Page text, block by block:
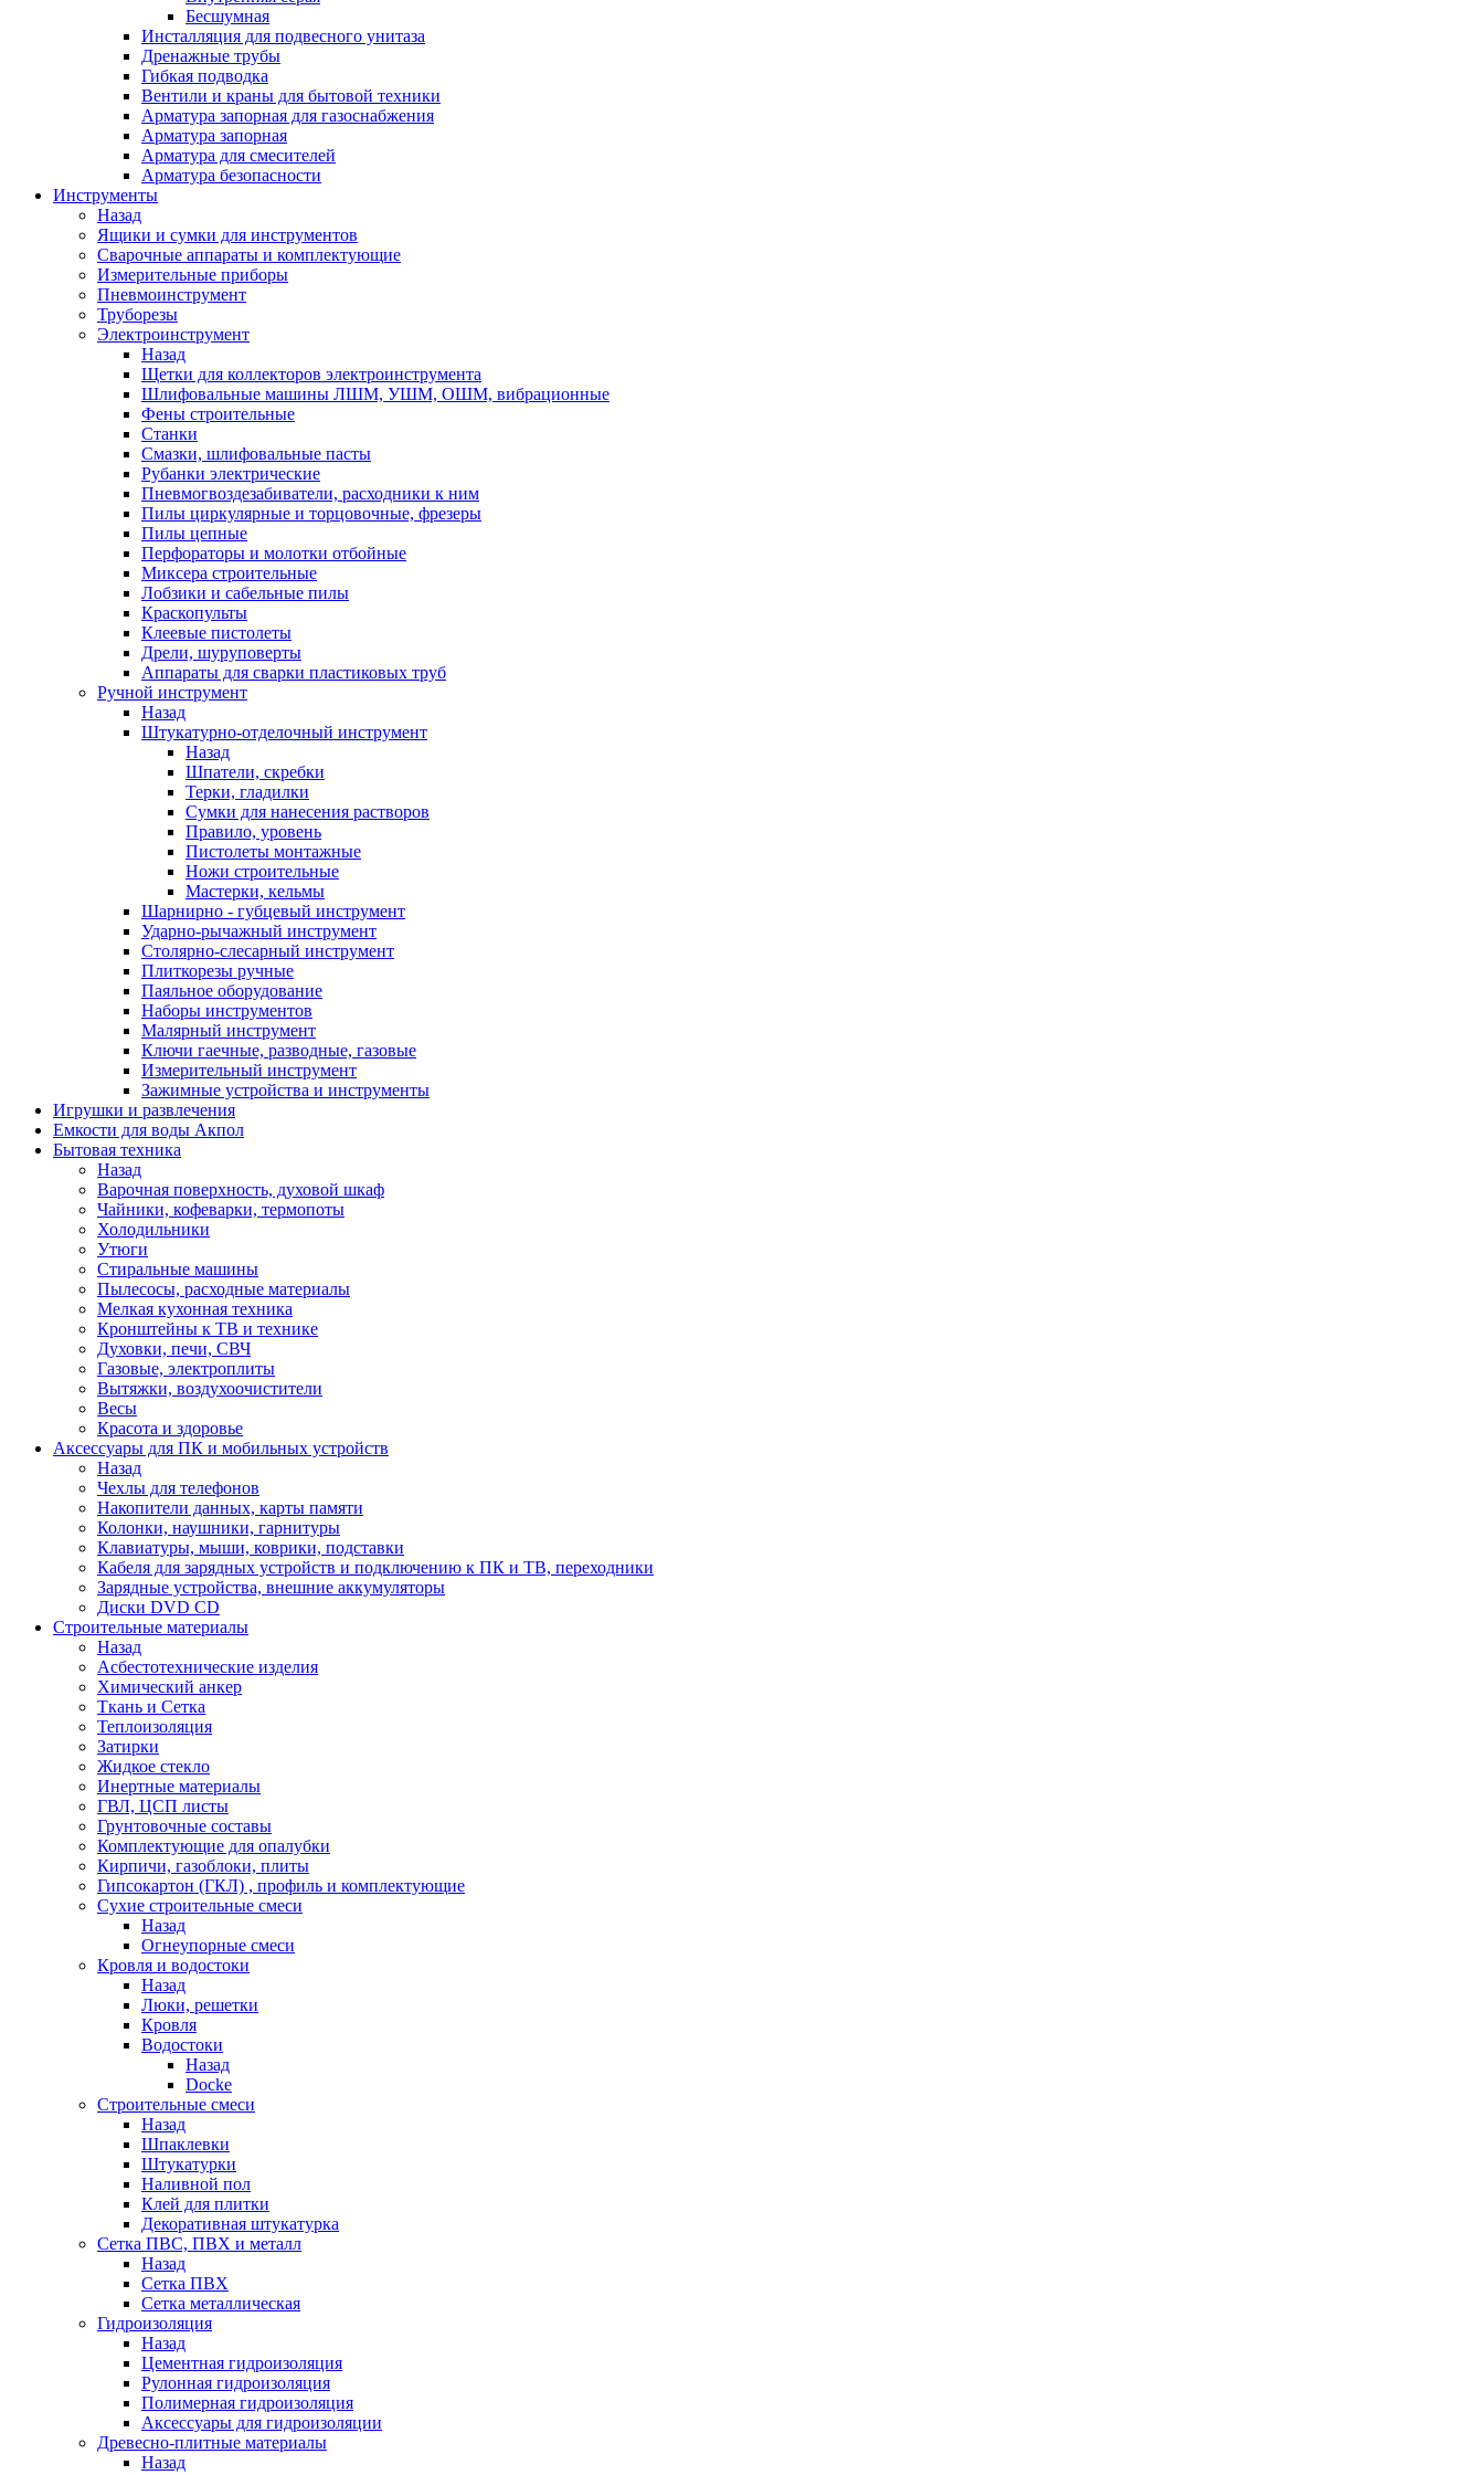
Бесшумная
Инсталляция для подвесного унитаза
Дренажные трубы
Гибкая подводка
Вентили и краны для бытовой техники
Арматура запорная для газоснабжения
Арматура запорная
Арматура для смесителей
Арматура безопасности
Инструменты
Назад
Ящики и сумки для инструментов
Сварочные аппараты и комплектующие
Измерительные приборы
Пневмоинструмент
Труборезы
Электроинструмент
Назад
Щетки для коллекторов электроинструмента
Шлифовальные машины ЛШМ, УШМ, ОШМ, вибрационные
Фены строительные
Станки
Смазки, шлифовальные пасты
Рубанки электрические
Пневмогвоздезабиватели, расходники к ним
Пилы циркулярные и торцовочные, фрезеры
Пилы цепные
Перфораторы и молотки отбойные
Миксера строительные
Лобзики и сабельные пилы
Краскопульты
Клеевые пистолеты
Дрели, шуруповерты
Аппараты для сварки пластиковых труб
Ручной инструмент
Назад
Штукатурно-отделочный инструмент
Назад
Шпатели, скребки
Терки, гладилки
Сумки для нанесения растворов
Правило, уровень
Пистолеты монтажные
Ножи строительные
Мастерки, кельмы
Шарнирно - губцевый инструмент
Ударно-рычажный инструмент
Столярно-слесарный инструмент
Плиткорезы ручные
Паяльное оборудование
Наборы инструментов
Малярный инструмент
Ключи гаечные, разводные, газовые
Измерительный инструмент
Зажимные устройства и инструменты
Игрушки и развлечения
Емкости для воды Акпол
Бытовая техника
Назад
Варочная поверхность, духовой шкаф
Чайники, кофеварки, термопоты
Холодильники
Утюги
Стиральные машины
Пылесосы, расходные материалы
Мелкая кухонная техника
Кронштейны к ТВ и технике
Духовки, печи, СВЧ
Газовые, электроплиты
Вытяжки, воздухоочистители
Весы
Красота и здоровье
Аксессуары для ПК и мобильных устройств
Назад
Чехлы для телефонов
Накопители данных, карты памяти
Колонки, наушники, гарнитуры
Клавиатуры, мыши, коврики, подставки
Кабеля для зарядных устройств и подключению к ПК и ТВ, переходники
Зарядные устройства, внешние аккумуляторы
Диски DVD CD
Строительные материалы
Назад
Асбестотехнические изделия
Химический анкер
Ткань и Сетка
Теплоизоляция
Затирки
Жидкое стекло
Инертные материалы
ГВЛ, ЦСП листы
Грунтовочные составы
Комплектующие для опалубки
Кирпичи, газоблоки, плиты
Гипсокартон (ГКЛ) , профиль и комплектующие
Сухие строительные смеси
Назад
Огнеупорные смеси
Кровля и водостоки
Назад
Люки, решетки
Кровля
Водостоки
Назад
Docke
Строительные смеси
Назад
Шпаклевки
Штукатурки
Наливной пол
Клей для плитки
Декоративная штукатурка
Сетка ПВС, ПВХ и металл
Назад
Сетка ПВХ
Сетка металлическая
Гидроизоляция
Назад
Цементная гидроизоляция
Рулонная гидроизоляция
Полимерная гидроизоляция
Аксессуары для гидроизоляции
Древесно-плитные материалы
Назад